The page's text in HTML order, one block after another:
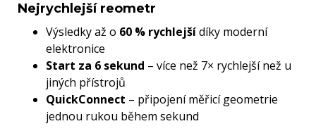
Nejrychlejší reometr
Výsledky až o 60 % rychlejšídíky moderní
elektronice
Start za 6 sekund – více než 7× rychlejší než u
jiných přístrojů
QuickConnect – připojení měřicí geometrie
jednou rukou během sekund